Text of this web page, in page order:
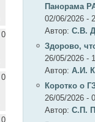
0
0
0
Панорама
02/06/2026 -
Автор: С.В.
Здорово,
26/05/2026 -
Автор: А.И.
Коротко о
26/05/2026 -
Автор: C.П.